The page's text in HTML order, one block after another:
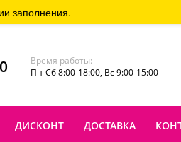
Время работы:
Пн-Сб 8:00-18:00, Вс 9:00-15:00
ДИСКОНТ ДОСТАВКА
заполнения.